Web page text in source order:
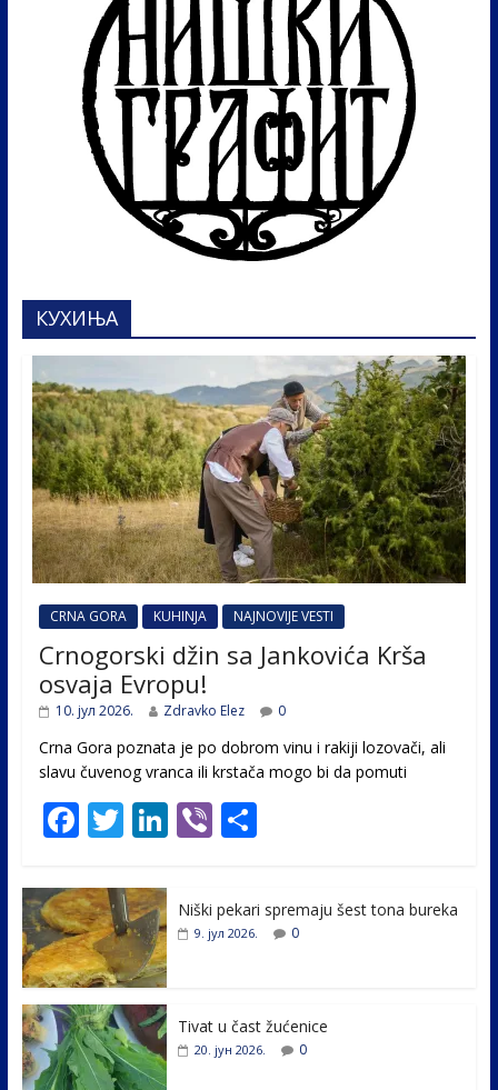
КУХИЊА
CRNA GORA KUHINJA NAJNOVIJE VESTI
Crnogorski džin sa Jankovića Krša
osvaja Evropu!
10. јул 2026. Zdravko Elez 0
Crna Gora poznata je po dobrom vinu i rakiji lozovači, ali
slavu čuvenog vranca ili krstača mogo bi da pomuti
F
e
b
o
o
k
T
itt
er
Li
e
Vi
er
S
e
Niški pekari spremaju šest tona bureka
9. јул 2026. 0
Tivat u čast žućenice
20. јун 2026. 0